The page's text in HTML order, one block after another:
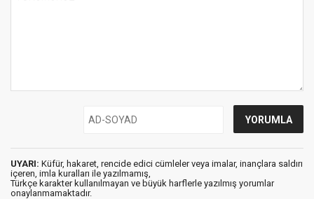
UYARI: Küfür, hakaret, rencide edici cümleler veya imalar, inançlara saldırı
içeren, imla kuralları ile yazılmamış,
Türkçe karakter kullanılmayan ve büyük harflerle yazılmış yorumlar
onaylanmamaktadır.